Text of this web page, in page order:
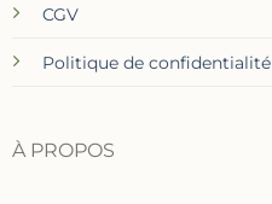
CGV
Politique de confidentialité
À PROPOS